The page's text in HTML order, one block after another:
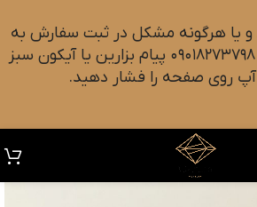
و یا هرگونه مشکل در ثبت سفارش به
واتس آپ این شماره ۰۹۰۱۸۲۷۳۷۹۸ پیام بزارین یا آیکون سبز
روی صفحه را فشار دهید.